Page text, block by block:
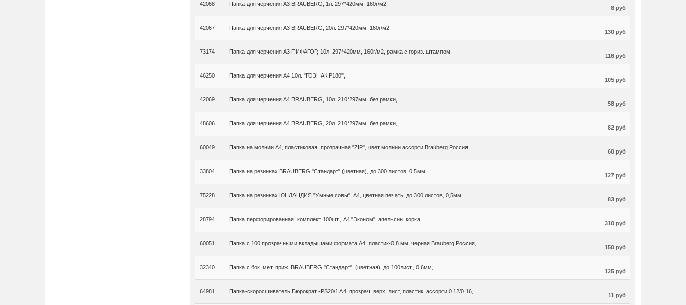
42068 Папка для черчения А3 BRAUBERG, 1л. 297*420мм, 160г/м2,
8 руб
42067 Папка для черчения А3 BRAUBERG, 20л. 297*420мм, 160г/м2,
130 руб
73174 Папка для черчения А3 ПИФАГОР, 10л. 297*420мм, 160г/м2, рамка с гориз. штампом,
116 руб
46250 Папка для черчения А4 10л. "ГОЗНАК.Р180",
105 руб
42069 Папка для черчения А4 BRAUBERG, 10л. 210*297мм, без рамки,
58 руб
48606 Папка для черчения А4 BRAUBERG, 20л. 210*297мм, без рамки,
82 руб
60049 Папка на молнии A4, пластиковая, прозрачная "ZIP", цвет молнии ассорти Brauberg Россия,
60 руб
33804 Папка на резинках BRAUBERG "Стандарт" (цветная), до 300 листов, 0,5мм,
127 руб
75228 Папка на резинках ЮНЛАНДИЯ "Умные совы", A4, цветная печать, до 300 листов, 0,5мм,
83 руб
28794 Папка перфорированная, комплект 100шт., А4 "Эконом", апельсин. корка,
310 руб
60051 Папка с 100 прозрачными вкладышами формата А4, пластик-0,8 мм, черная Brauberg Россия,
150 руб
32340 Папка с бок. мет. приж. BRAUBERG "Стандарт", (цветная), до 100лист., 0,6мм,
125 руб
64981 Папка-скоросшиватель Бюрократ -PS20/1 A4, прозрач. верх. лист, пластик, ассорти 0.12/0.16,
11 руб